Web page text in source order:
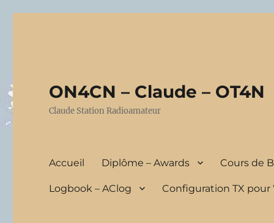
ON4CN – Claude – OT4N
Claude Station Radioamateur
Accueil Diplôme – Awards Cours de
Logbook – AClog Configuration TX pour